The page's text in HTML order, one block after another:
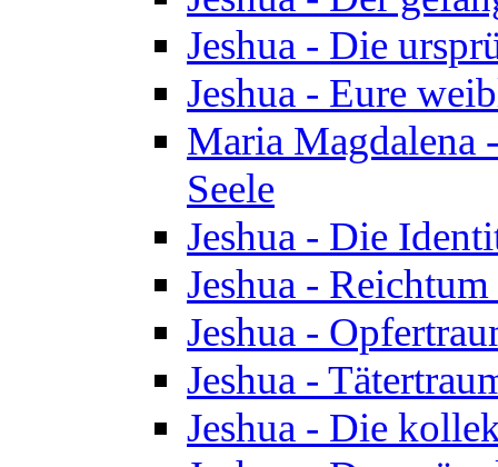
Jeshua - Die
Jeshua - Eure
Maria Magdalena
Seele
Jeshua - Die
Jeshua -
Jeshua -
Jeshua -
Jeshua - Die